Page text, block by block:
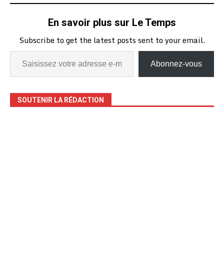
En savoir plus sur Le Temps
Subscribe to get the latest posts sent to your email.
Abonnez-vous
SOUTENIR LA RÉDACTION